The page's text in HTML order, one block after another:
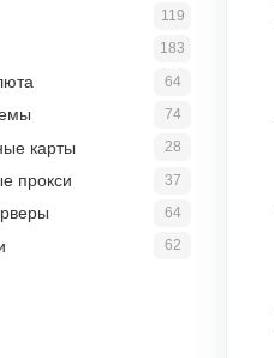
119
183
64
74
28
карты
37
прокси
64
62